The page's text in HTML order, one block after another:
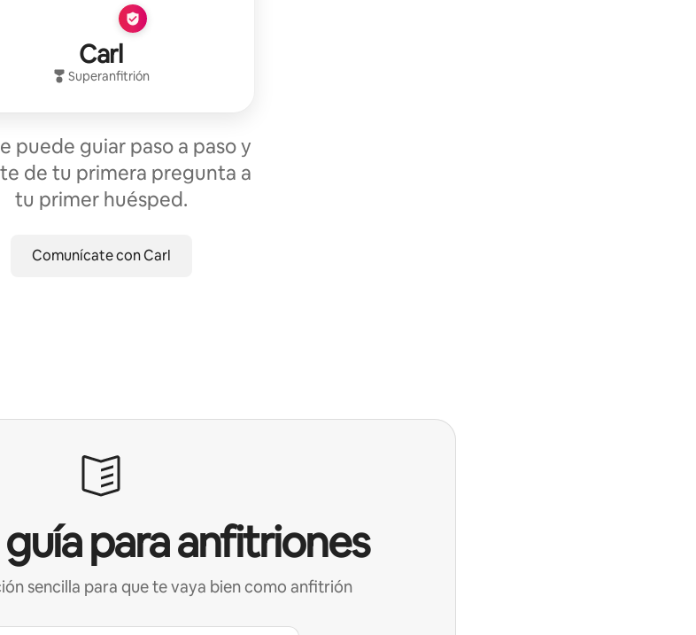
Carl
Superanfitrión
puede guiar paso a paso y
de tu primera pregunta a
tu primer huésped.
Comunícate con Carl
para anfitriones
sencilla para que te vaya bien como anfitrión